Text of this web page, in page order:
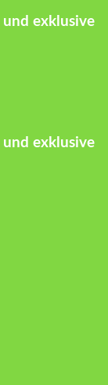
exklusive
exklusive